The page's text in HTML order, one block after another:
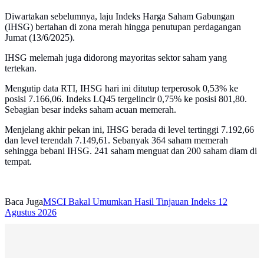
Diwartakan sebelumnya, laju Indeks Harga Saham Gabungan
(IHSG) bertahan di zona merah hingga penutupan perdagangan
Jumat (13/6/2025).
IHSG melemah juga didorong mayoritas sektor saham yang
tertekan.
Mengutip data RTI, IHSG hari ini ditutup terperosok 0,53% ke
posisi 7.166,06. Indeks LQ45 tergelincir 0,75% ke posisi 801,80.
Sebagian besar indeks saham acuan memerah.
Menjelang akhir pekan ini, IHSG berada di level tertinggi 7.192,66
dan level terendah 7.149,61. Sebanyak 364 saham memerah
sehingga bebani IHSG. 241 saham menguat dan 200 saham diam di
tempat.
Baca JugaMSCI Bakal Umumkan Hasil Tinjauan Indeks 12
Agustus 2026